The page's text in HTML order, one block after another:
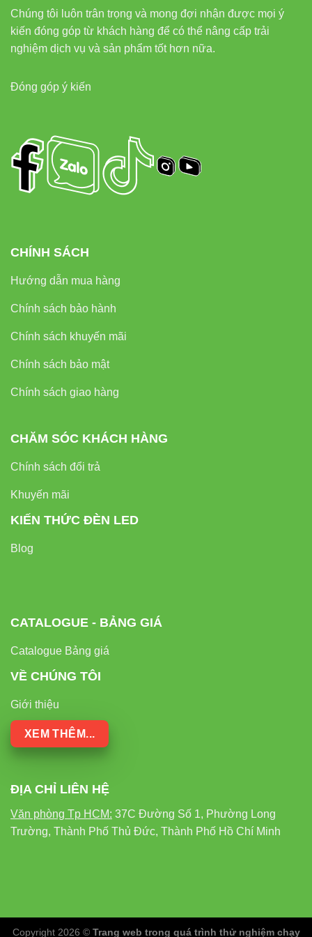
Chúng tôi luôn trân trọng và mong đợi nhận được mọi ý
kiến đóng góp từ khách hàng để có thể nâng cấp trải
nghiệm dịch vụ và sản phẩm tốt hơn nữa.
Đóng góp ý kiến
CHÍNH SÁCH
Hướng dẫn mua hàng
Chính sách bảo hành
Chính sách khuyến mãi
Chính sách bảo mật
Chính sách giao hàng
CHĂM SÓC KHÁCH HÀNG
Chính sách đổi trả
Khuyến mãi
KIẾN THỨC ĐÈN LED
Blog
CATALOGUE - BẢNG GIÁ
Catalogue Bảng giá
VỀ CHÚNG TÔI
Giới thiệu
XEM THÊM...
ĐỊA CHỈ LIÊN HỆ
Văn phòng Tp HCM: 37C Đường Số 1, Phường Long
Trường, Thành Phố Thủ Đức, Thành Phố Hồ Chí Minh
Copyright 2026 © Trang web trong quá trình thử nghiệm chạy